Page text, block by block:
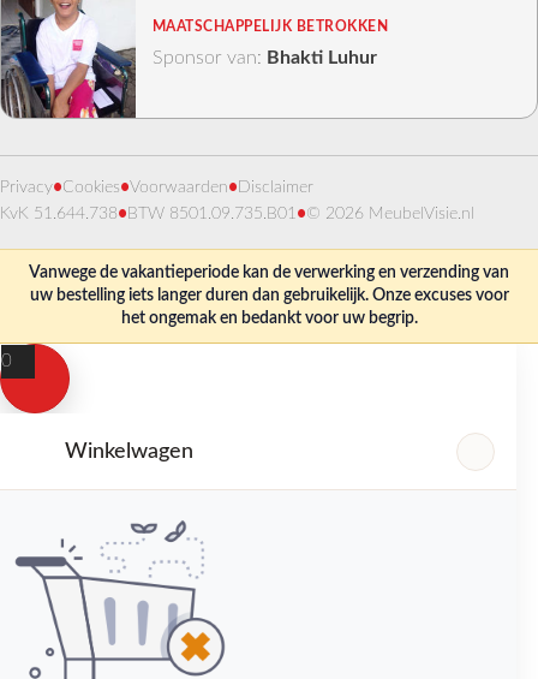
MAATSCHAPPELIJK BETROKKEN
Sponsor van: Bhakti Luhur
Privacy•Cookies•Voorwaarden• Disclaimer
KvK 51.644.738• BTW 8501.09.735.B01•© 2026 MeubelVisie.nl
Vanwege de vakantieperiode kan de verwerking en verzending van
uw bestelling iets langer duren dan gebruikelijk. Onze excuses voor
het ongemak en bedankt voor uw begrip.
0
Winkelwagen